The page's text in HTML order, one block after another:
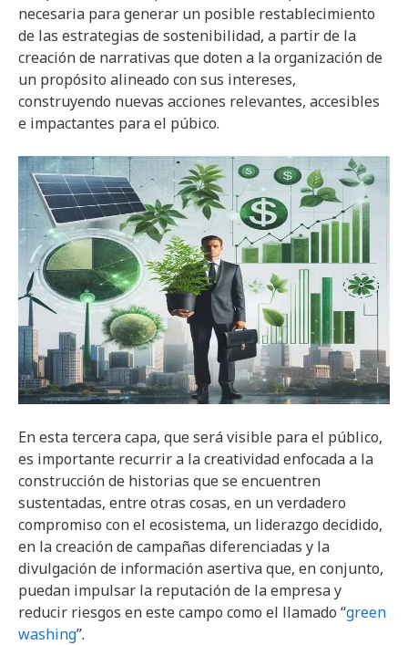
necesaria para generar un posible restablecimiento
de las estrategias de sostenibilidad, a partir de la
creación de narrativas que doten a la organización de
un propósito alineado con sus intereses,
construyendo nuevas acciones relevantes, accesibles
e impactantes para el púbico.
En esta tercera capa, que será visible para el público,
es importante recurrir a la creatividad enfocada a la
construcción de historias que se encuentren
sustentadas, entre otras cosas, en un verdadero
compromiso con el ecosistema, un liderazgo decidido,
en la creación de campañas diferenciadas y la
divulgación de información asertiva que, en conjunto,
puedan impulsar la reputación de la empresa y
reducir riesgos en este campo como el llamado “green
washing”.